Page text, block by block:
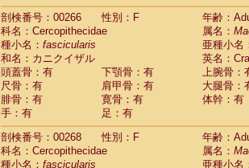
剖検番号：00266
性別：F
年齢：
科名：Cercopithecidae
属名：
種小名： fascicularis
亜種小名
和名：カニクイザル
英名：
頭蓋骨：有
下顎骨：有
上腕骨：
尺骨：有
肩甲骨：有
大腿骨：
腓骨：有
寛骨：有
体幹：有
手：有
足：有
剖検番号：00268
性別：F
年齢：
科名：Cercopithecidae
属名：
種小名： fascicularis 亜種小名